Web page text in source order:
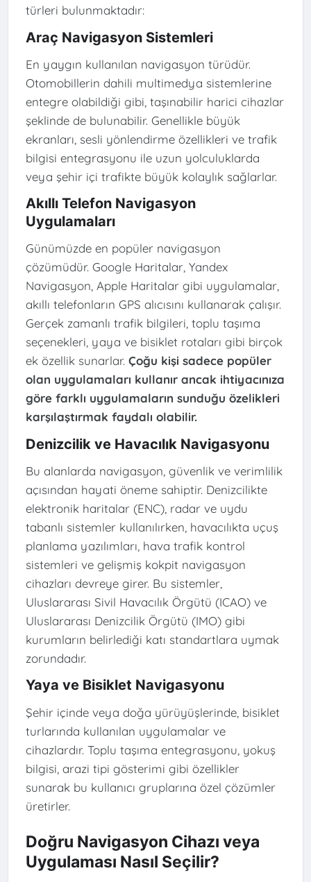
türleri bulunmaktadır:
Araç Navigasyon Sistemleri
En yaygın kullanılan navigasyon türüdür.
Otomobillerin dahili multimedya sistemlerine
entegre olabildiği gibi, taşınabilir harici cihazlar
şeklinde de bulunabilir. Genellikle büyük
ekranları, sesli yönlendirme özellikleri ve trafik
bilgisi entegrasyonu ile uzun yolculuklarda
veya şehir içi trafikte büyük kolaylık sağlarlar.
Akıllı Telefon Navigasyon
Uygulamaları
Günümüzde en popüler navigasyon
çözümüdür. Google Haritalar, Yandex
Navigasyon, Apple Haritalar gibi uygulamalar,
akıllı telefonların GPS alıcısını kullanarak çalışır.
Gerçek zamanlı trafik bilgileri, toplu taşıma
seçenekleri, yaya ve bisiklet rotaları gibi birçok
ek özellik sunarlar. Çoğu kişi sadece popüler
olan uygulamaları kullanır ancak ihtiyacınıza
göre farklı uygulamaların sunduğu özelikleri
karşılaştırmak faydalı olabilir.
Denizcilik ve Havacılık Navigasyonu
Bu alanlarda navigasyon, güvenlik ve verimlilik
açısından hayati öneme sahiptir. Denizcilikte
elektronik haritalar (ENC), radar ve uydu
tabanlı sistemler kullanılırken, havacılıkta uçuş
planlama yazılımları, hava trafik kontrol
sistemleri ve gelişmiş kokpit navigasyon
cihazları devreye girer. Bu sistemler,
Uluslararası Sivil Havacılık Örgütü (ICAO) ve
Uluslararası Denizcilik Örgütü (IMO) gibi
kurumların belirlediği katı standartlara uymak
zorundadır.
Yaya ve Bisiklet Navigasyonu
Şehir içinde veya doğa yürüyüşlerinde, bisiklet
turlarında kullanılan uygulamalar ve
cihazlardır. Toplu taşıma entegrasyonu, yokuş
bilgisi, arazi tipi gösterimi gibi özellikler
sunarak bu kullanıcı gruplarına özel çözümler
üretirler.
Doğru Navigasyon Cihazı veya
Uygulaması Nasıl Seçilir?